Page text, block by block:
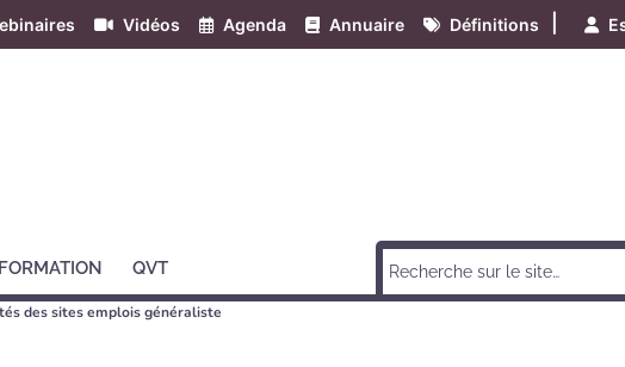
Vidéos Agenda Annuaire Définitions
FORMATION QVT
des sites emplois généraliste